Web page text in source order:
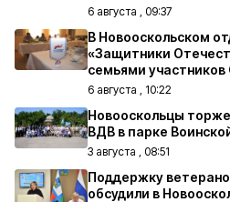
6 августа , 09:37
В Новооскольском
«Защитники
семьями участников
6 августа , 10:22
Новооскольцы
ВДВ в парке
3 августа , 08:51
Поддержку
обсудили в